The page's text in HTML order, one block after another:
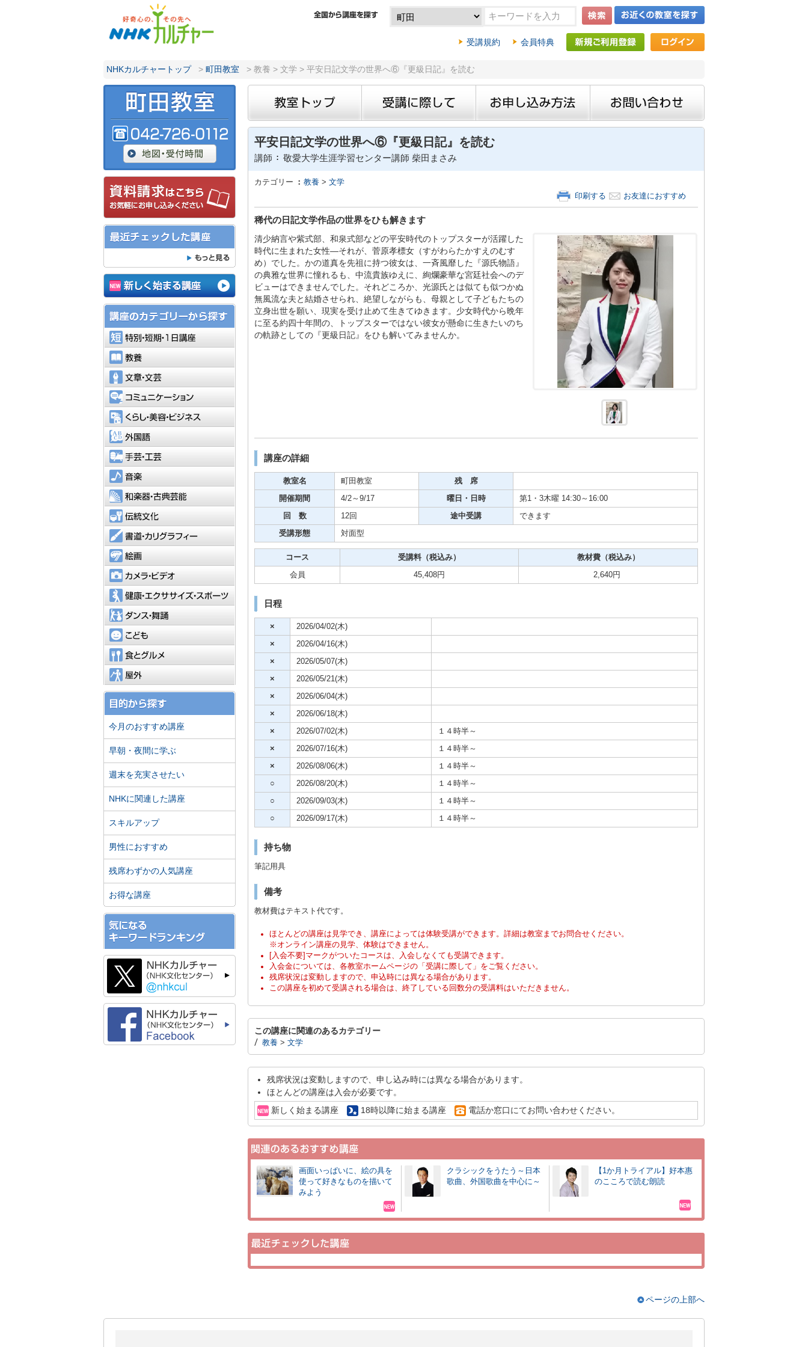
受講規約 会員特典
NHKカルチャートップ > 町田教室 > 教養 > 文学 > 平安日記文学の世界へ⑥『更級日記』を読む
平安日記文学の世界へ⑥『更級日記』を読む
講師 敬愛大学生涯学習センター講師 柴田まさみ
カテゴリー 教養> 文学
印刷する
お友達におすすめ
稀代の日記文学作品の世界をひも解きます
清少納言や紫式部、和泉式部などの平安時代のトップスターが活躍した
時代に生まれた女性―それが、菅原孝標女（すがわらたかすえのむす
め）でした。かの道真を先祖に持つ彼女は、一斉風靡した『源氏物語』
の典雅な世界に憧れるも、中流貴族ゆえに、絢爛豪華な宮廷社会へのデ
ビューはできませんでした。それどころか、光源氏とは似ても似つかぬ
無風流な夫と結婚させられ、絶望しながらも、母親として子どもたちの
立身出世を願い、現実を受け止めて生きてゆきます。少女時代から晩年
に至る約四十年間の、トップスターではない彼女が懸命に生きたいのち
の軌跡としての『更級日記』をひも解いてみませんか。
講座の詳細
教室名 町田教室 残 席
開催期間 4/2～9/17 曜日・日時 第1・3木曜 14:30～16:00
回 数 12回 途中受講 できます
受講形態 対面型
コース 受講料（税込み） 教材費（税込み）
会員 45,408円 2,640円
日程
× 2026/04/02(木)
× 2026/04/16(木)
× 2026/05/07(木)
× 2026/05/21(木)
× 2026/06/04(木)
× 2026/06/18(木)
× 2026/07/02(木) １４時半～
× 2026/07/16(木) １４時半～
× 2026/08/06(木) １４時半～
○ 2026/08/20(木) １４時半～
○ 2026/09/03(木) １４時半～
○ 2026/09/17(木) １４時半～
持ち物
筆記用具
備考
教材費はテキスト代です。
ほとんどの講座は見学でき、講座によっては体験受講ができます。詳細は教室までお問合せください。
※オンライン講座の見学、体験はできません。
[入会不要]マークがついたコースは、入会しなくても受講できます。
入会金については、各教室ホームページの「受講に際して」をご覧ください。
残席状況は変動しますので、申込時には異なる場合があります。
この講座を初めて受講される場合は、終了している回数分の受講料はいただきません。
この講座に関連のあるカテゴリー
教養> 文学
残席状況は変動しますので、申し込み時には異なる場合があります。
ほとんどの講座は入会が必要です。
新しく始まる講座
18時以降に始まる講座 電話か窓口にてお問い合わせください。
画面いっぱいに、絵の具を
使って好きなものを描いて
みよう
クラシックをうたう～日本
歌曲、外国歌曲を中心に～
【1か月トライアル】好本惠
のこころで読む朗読
特別・短期・1日講座
手芸・工芸
和楽器・古典芸能
書道・カリグラフィー
カメラ・ビデオ
ダンス・舞踊
食とグルメ
今月のおすすめ講座
早朝・夜間に学ぶ
週末を充実させたい
NHKに関連した講座
スキルアップ
男性におすすめ
残席わずかの人気講座
お得な講座
ページの上部へ